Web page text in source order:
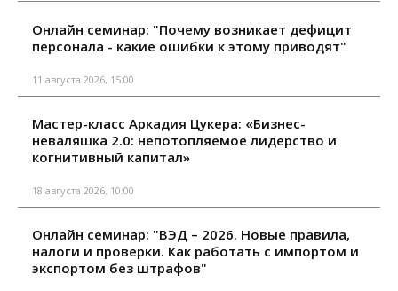
Онлайн семинар: "Почему возникает дефицит
персонала - какие ошибки к этому приводят"
11 августа 2026, 15:00
Мастер-класс Аркадия Цукера: «Бизнес-
неваляшка 2.0: непотопляемое лидерство и
когнитивный капитал»
18 августа 2026, 10:00
Онлайн семинар: "ВЭД – 2026. Новые правила,
налоги и проверки. Как работать с импортом и
экспортом без штрафов"